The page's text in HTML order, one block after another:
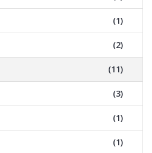
(1)
(2)
(11)
(3)
(1)
(1)